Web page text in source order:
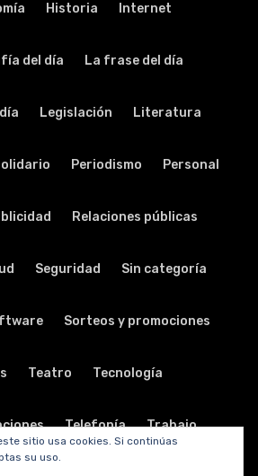
Historia Internet
del día La frase del día
Legislación Literatura
Periodismo Personal
Relaciones públicas
Seguridad Sin categoría
Sorteos y promociones
Teatro Tecnología
Telefonía Trabajo
sitio usa cookies. Si continúas
su uso.